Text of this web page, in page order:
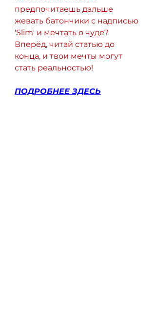
предпочитаешь дальше
жевать батончики с надписью
'Slim' и мечтать о чуде?
Вперёд, читай статью до
конца, и твои мечты могут
стать реальностью!
ПОДРОБНЕЕ ЗДЕСЬ